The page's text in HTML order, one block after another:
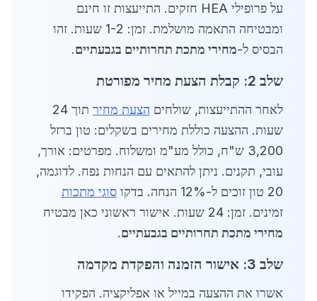
על פרופילי HEA חזקים. התייעצות זו חינם
ומבטיחה התאמה מושלמת. זמן: 1-2 שעות. זהו
הבסיס ל-מחירי מתכת תחרותיים בגבעתיים.
שלב 2: קבלת הצעת מחיר מפורטת
לאחר ההתייעצות, שולחים הצעת מחיר
תוך 24
שעות. ההצעה כוללת מחירים בשקלים: טון ברזל
3,200 ש"ח, כולל מע"מ ומשלוח. מפרטים: אורך,
עובי, תקנים. ניתן להתאים עם הנחות נפח. לדוגמה,
20 טון זוכים ל-12% הנחה. בדקו
סוגי מתכות
זמינים. זמן: 24 שעות. אישור ראשוני כאן מבטיח
מחירי מתכת תחרותיים בגבעתיים.
שלב 3: אישור הזמנה והפקדת מקדמה
אשרו את ההצעה במייל או אפליקציה. הפקידו